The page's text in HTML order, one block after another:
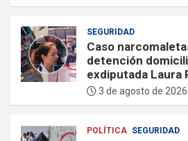
SEGURIDAD
Caso
detención
exdiputada Laura
3 de agosto de 2026
POLÍTICA SEGURIDAD